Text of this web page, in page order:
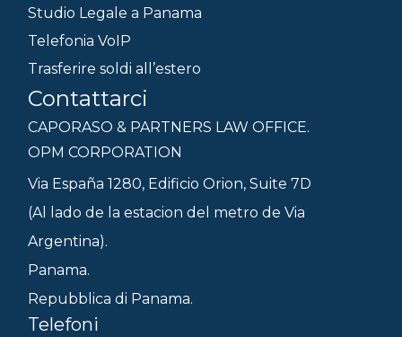
Studio Legale a Panama
Telefonia VoIP
Trasferire soldi all’estero
Contattarci
CAPORASO & PARTNERS LAW OFFICE.
OPM CORPORATION
Via España 1280, Edificio Orion, Suite 7D
(Al lado de la estacion del metro de Via
Argentina).
Panama.
Repubblica di Panama.
Telefoni